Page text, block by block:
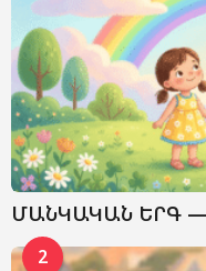
ՄԱՆԿԱԿԱՆ ԵՐԳ
2